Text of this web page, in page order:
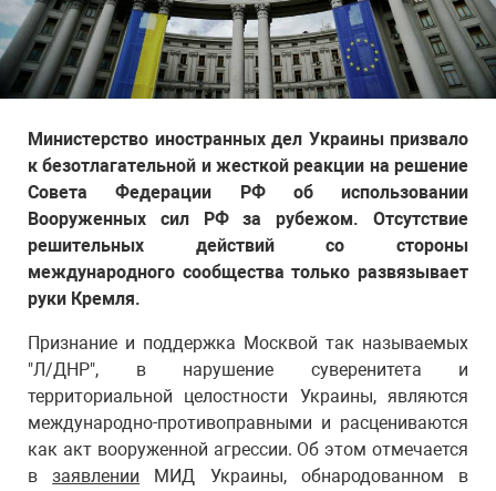
Министерство иностранных дел Украины призвало
к безотлагательной и жесткой реакции на решение
Совета Федерации РФ об использовании
Вооруженных сил РФ за рубежом. Отсутствие
решительных действий со стороны
международного сообщества только развязывает
руки Кремля.
Признание и поддержка Москвой так называемых
"Л/ДНР", в нарушение суверенитета и
территориальной целостности Украины, являются
международно-противоправными и расцениваются
как акт вооруженной агрессии. Об этом отмечается
взаявлении МИД Украины, обнародованном в